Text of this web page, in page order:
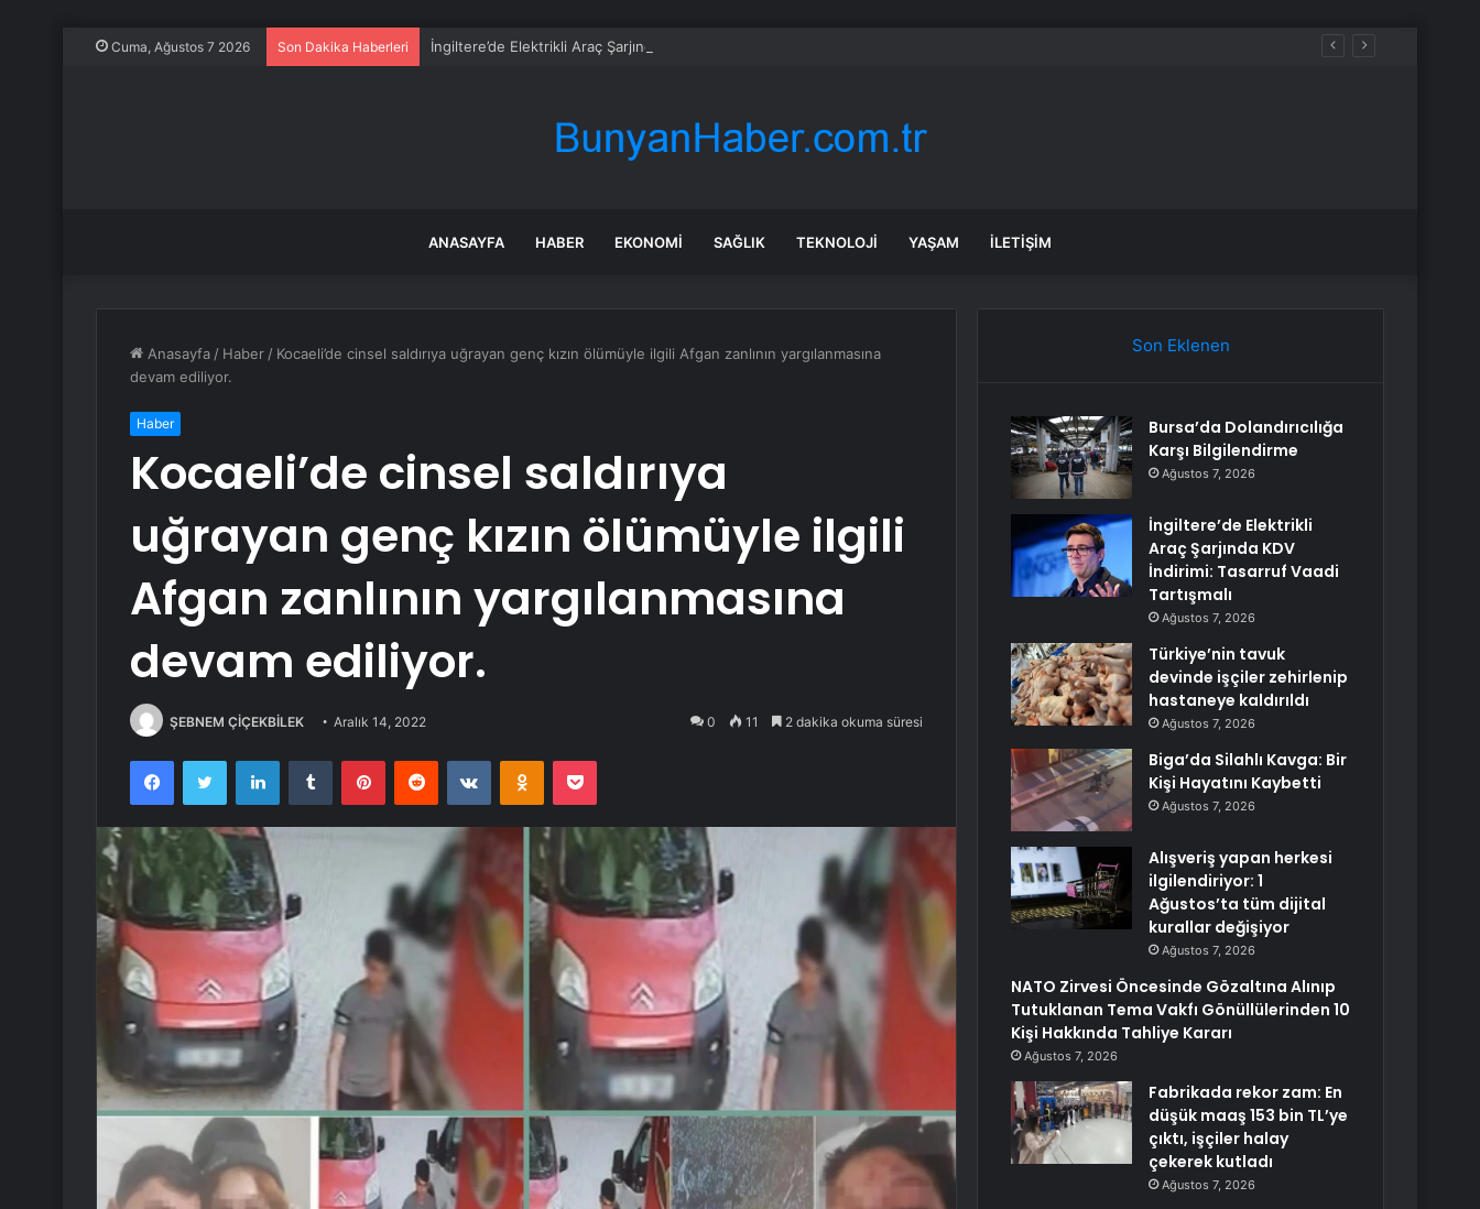
Cuma, Ağustos 7 2026 Son Dakika Haberleri İngiltere’de Elektrikli Araç Şarjında KDV İndirimi: Tasarruf Vaadi Tartışmalı
ANASAYFA HABER EKONOMI SAĞLIK TEKNOLOJI YAŞAM İLETIŞIM
Anasayfa / Haber / Kocaeli’de cinsel saldırıya uğrayan genç kızın ölümüyle ilgili Afgan zanlının yargılanmasına
devam ediliyor.
Haber
Kocaeli’de cinsel saldırıya
uğrayan genç kızın ölümüyle ilgili
Afgan zanlının yargılanmasına
devam ediliyor.
ŞEBNEM ÇİÇEKBİLEK Aralık 14, 2022 0 11 2 dakika okuma süresi
FacebookTwitter LinkedInTumblr PinterestReddit VKontakteOdnoklassniki
Pocket
Son Eklenen
Bursa’da Dolandırıcılığa
Karşı Bilgilendirme
Ağustos 7, 2026
İngiltere’de Elektrikli
Araç Şarjında KDV
İndirimi: Tasarruf Vaadi
Tartışmalı
Ağustos 7, 2026
Türkiye’nin tavuk
devinde işçiler zehirlenip
hastaneye kaldırıldı
Ağustos 7, 2026
Biga’da Silahlı Kavga: Bir
Kişi Hayatını Kaybetti
Ağustos 7, 2026
Alışveriş yapan herkesi
ilgilendiriyor: 1
Ağustos’ta tüm dijital
kurallar değişiyor
Ağustos 7, 2026
NATO Zirvesi Öncesinde Gözaltına Alınıp
Tutuklanan Tema Vakfı Gönüllülerinden 10
Kişi Hakkında Tahliye Kararı
Ağustos 7, 2026
Fabrikada rekor zam: En
düşük maaş 153 bin TL’ye
çıktı, işçiler halay
çekerek kutladı
Ağustos 7, 2026